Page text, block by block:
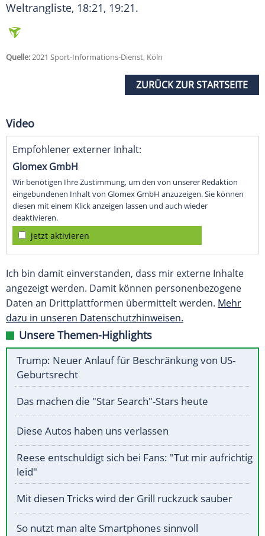
Weltrangliste, 18:21, 19:21.
Quelle:2021 Sport-Informations-Dienst, Köln
ZURÜCK ZUR STARTSEITE
Video
Empfohlener externer Inhalt:
Glomex GmbH
Wir benötigen Ihre Zustimmung, um den von unserer Redaktion
eingebundenen Inhalt von Glomex GmbH anzuzeigen. Sie können
diesen mit einem Klick anzeigen lassen und auch wieder
deaktivieren.
jetzt aktivieren
Ich bin damit einverstanden, dass mir externe Inhalte
angezeigt werden. Damit können personenbezogene
Daten an Drittplattformen übermittelt werden. Mehr
dazu in unseren Datenschutzhinweisen.
Unsere Themen-Highlights
Trump: Neuer Anlauf für Beschränkung von US-
Geburtsrecht
Das machen die "Star Search"-Stars heute
Diese Autos haben uns verlassen
Reese entschuldigt sich bei Fans: "Tut mir aufrichtig
leid"
Mit diesen Tricks wird der Grill ruckzuck sauber
So nutzt man alte Smartphones sinnvoll